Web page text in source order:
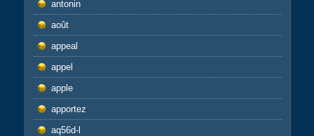
antonin
août
appeal
appel
apple
apportez
aq56d-l